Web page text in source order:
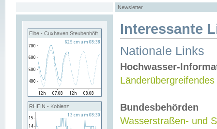
Newsletter
Elbe - Cuxhaven Steubenhöft
RHEIN - Koblenz
Interessante
Nationale Links
Hochwasser-
Bundesbehörden
Wasserstraßen- und